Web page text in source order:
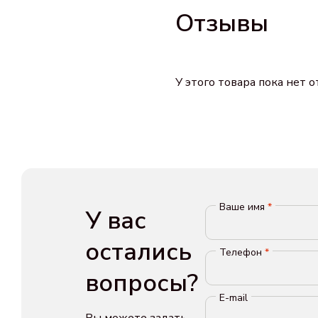
Отзывы
У этого товара пока нет
У вас
остались
вопросы?
Ваше имя *
Телефон *
E-mail